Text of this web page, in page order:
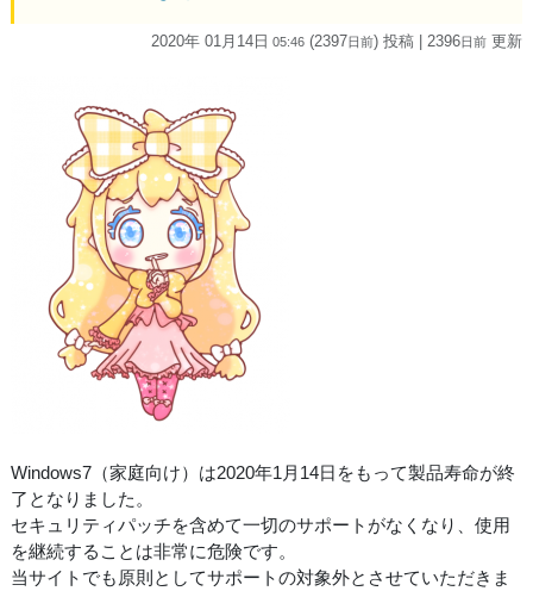
2020年 01月14日 05:46 (2397日前) 投稿 | 2396日前 更新
Windows7（家庭向け）は2020年1月14日をもって製品寿命が終
了となりました。
セキュリティパッチを含めて一切のサポートがなくなり、使用
を継続することは非常に危険です。
当サイトでも原則としてサポートの対象外とさせていただきま